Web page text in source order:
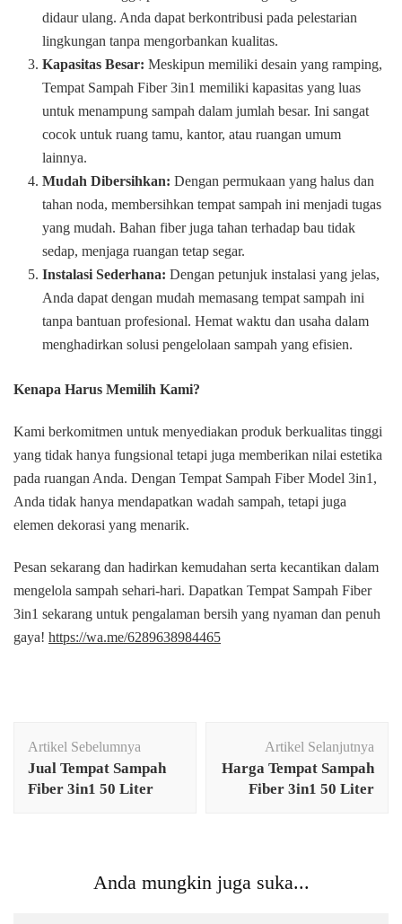
didaur ulang. Anda dapat berkontribusi pada pelestarian
lingkungan tanpa mengorbankan kualitas.
Kapasitas Besar: Meskipun memiliki desain yang ramping,
Tempat Sampah Fiber 3in1 memiliki kapasitas yang luas
untuk menampung sampah dalam jumlah besar. Ini sangat
cocok untuk ruang tamu, kantor, atau ruangan umum
lainnya.
Mudah Dibersihkan: Dengan permukaan yang halus dan
tahan noda, membersihkan tempat sampah ini menjadi tugas
yang mudah. Bahan fiber juga tahan terhadap bau tidak
sedap, menjaga ruangan tetap segar.
Instalasi Sederhana: Dengan petunjuk instalasi yang jelas,
Anda dapat dengan mudah memasang tempat sampah ini
tanpa bantuan profesional. Hemat waktu dan usaha dalam
menghadirkan solusi pengelolaan sampah yang efisien.
Kenapa Harus Memilih Kami?
Kami berkomitmen untuk menyediakan produk berkualitas tinggi
yang tidak hanya fungsional tetapi juga memberikan nilai estetika
pada ruangan Anda. Dengan Tempat Sampah Fiber Model 3in1,
Anda tidak hanya mendapatkan wadah sampah, tetapi juga
elemen dekorasi yang menarik.
Pesan sekarang dan hadirkan kemudahan serta kecantikan dalam
mengelola sampah sehari-hari. Dapatkan Tempat Sampah Fiber
3in1 sekarang untuk pengalaman bersih yang nyaman dan penuh
gaya! https://wa.me/6289638984465
Artikel
Artikel Sebelumnya
Jual Tempat Sampah
Fiber 3in1 50 Liter
Artikel Selanjutnya
Harga Tempat Sampah
Fiber 3in1 50 Liter
Anda mungkin juga suka...